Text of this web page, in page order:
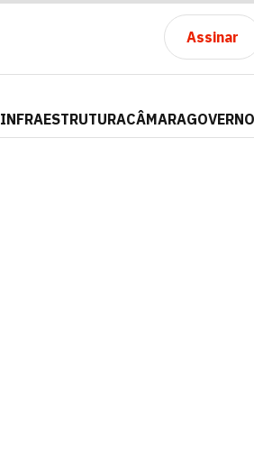
Assinar
INFRAESTRUTURACÂMARA